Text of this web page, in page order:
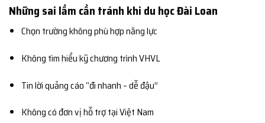
Những sai lầm cần tránh khi du học Đài Loan
Chọn trường không phù hợp năng lực
Không tìm hiểu kỹ chương trình VHVL
Tin lời quảng cáo “đi nhanh – dễ đậu”
Không có đơn vị hỗ trợ tại Việt Nam